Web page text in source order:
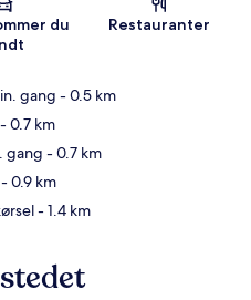
Kort
du
Restauranter
gang - 0.5 km
- 0.7 km
gang - 0.7 km
- 0.9 km
- 1.4 km